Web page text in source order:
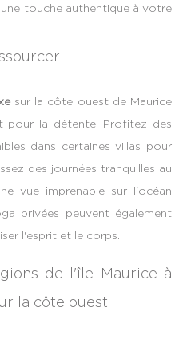
touche authentique à votre
sur la côte ouest de Maurice
la détente. Profitez des
dans certaines villas pour
des journées tranquilles au
vue imprenable sur l'océan
privées peuvent également
l'esprit et le corps.
de l'île Maurice à
la côte ouest